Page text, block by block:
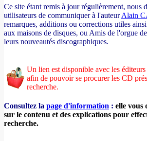
Ce site étant remis à jour régulièrement, nous
utilisateurs de communiquer à l'auteurAlain
remarques, additions ou corrections utiles
aux maisons de disques, ou Amis de l'orgue
leurs nouveautés discographiques.
Un lien est disponible avec les
afin de pouvoir se procurer les CD
recherche.
Consultez la page d'information : elle vous
sur le contenu et des explications pour
recherche.